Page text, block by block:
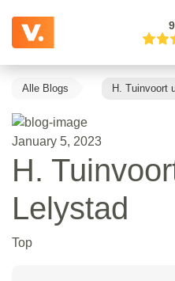
Alle Blogs H. Tuinvoort
January 5, 2023
H.
Lelystad
Top